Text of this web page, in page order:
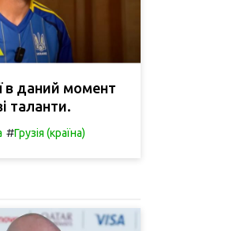
в даний момент
таланти.
#Грузія (країна)